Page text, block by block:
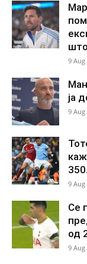
9 Aug
ја
9 Aug
9 Aug
Се
од
9 Aug